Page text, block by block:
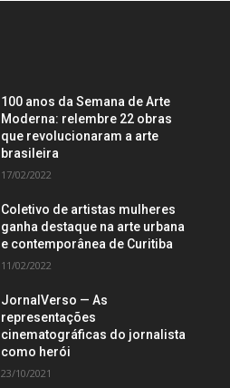
100 anos da Semana de Arte
Moderna: relembre 22 obras
que revolucionaram a arte
brasileira
17/02/2022
Coletivo de artistas mulheres
ganha destaque na arte urbana
e contemporânea de Curitiba
11/02/2022
JornalVerso — As
representações
cinematográficas do jornalista
como herói
23/10/2021